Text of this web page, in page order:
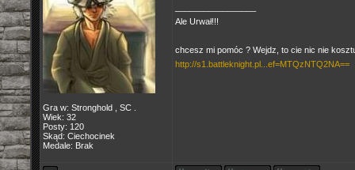
Gra w: Stronghold , SC .
Wiek: 32
Posty: 120
Skąd: Ciechocinek
Medale: Brak
Ale Urwał!!!
chcesz mi pomóc ? Wejdz, to cie nic nie
http://s1.battleknight.pl...ef=MTQzNTQ2NA==